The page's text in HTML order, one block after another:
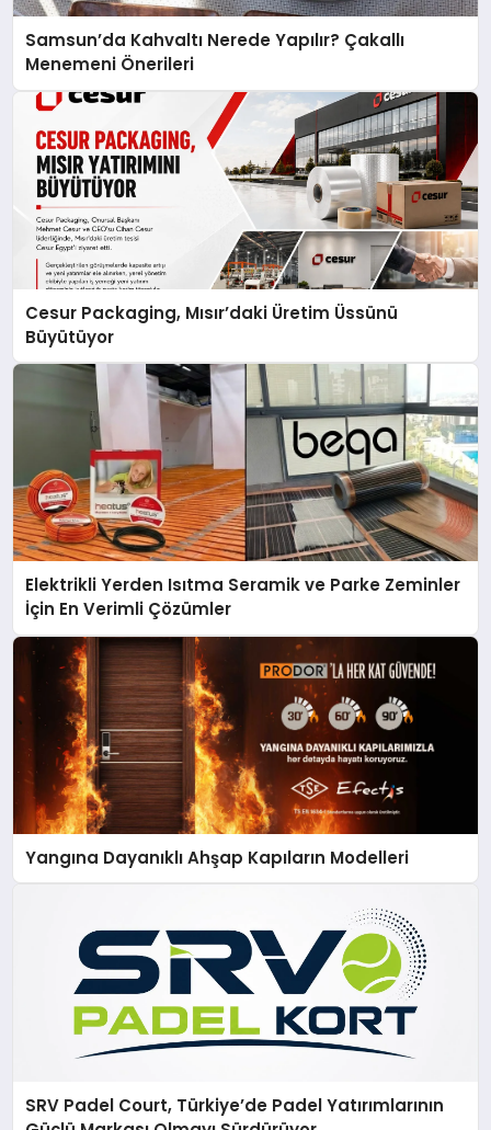
Samsun’da Kahvaltı Nerede Yapılır? Çakallı
Menemeni Önerileri
Cesur Packaging, Mısır’daki Üretim Üssünü
Büyütüyor
Elektrikli Yerden Isıtma Seramik ve Parke Zeminler
İçin En Verimli Çözümler
Yangına Dayanıklı Ahşap Kapıların Modelleri
SRV Padel Court, Türkiye’de Padel Yatırımlarının